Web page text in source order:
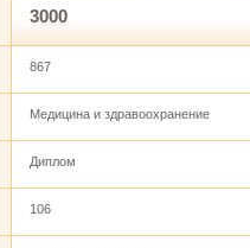
3000
867
Медицина и здравоохранение
Диплом
106